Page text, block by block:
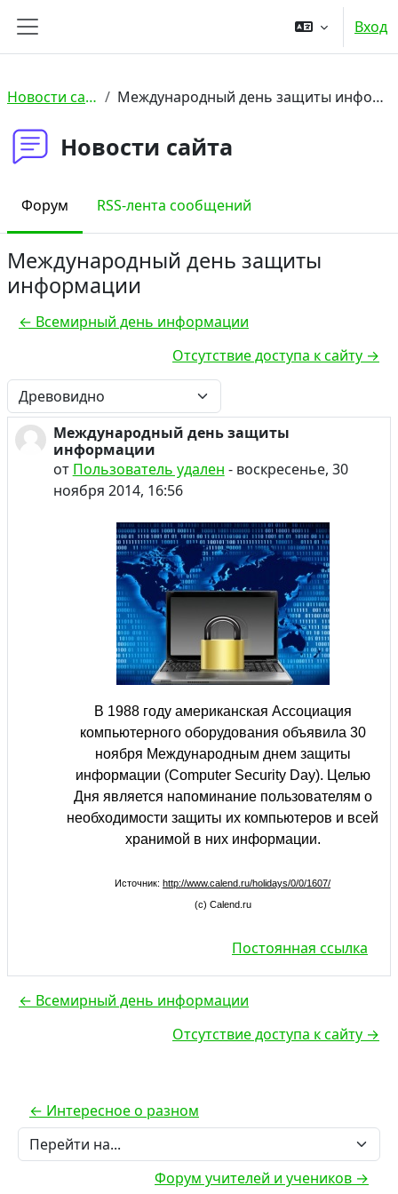
Боковая панель
Вход
Новости сайта Международный день защиты информации
Новости сайта
Форум RSS-лента сообщений
Международный день защиты
информации
← Всемирный день информации
Отсутствие доступа к сайту →
Режим отображения
Международный день защиты
информации
от Пользователь удален - воскресенье, 30
ноября 2014, 16:56
Количество ответов: 0
В 1988 году американская Ассоциация
компьютерного оборудования объявила 30
ноября Международным днем защиты
информации (Computer Security Day). Целью
Дня является напоминание пользователям о
необходимости защиты их компьютеров и всей
хранимой в них информации.
Источник: http://www.calend.ru/holidays/0/0/1607/
(c) Calend.ru
Постоянная ссылка
← Всемирный день информации
Отсутствие доступа к сайту →
← Интересное о разном
Перейти на...
Форум учителей и учеников →